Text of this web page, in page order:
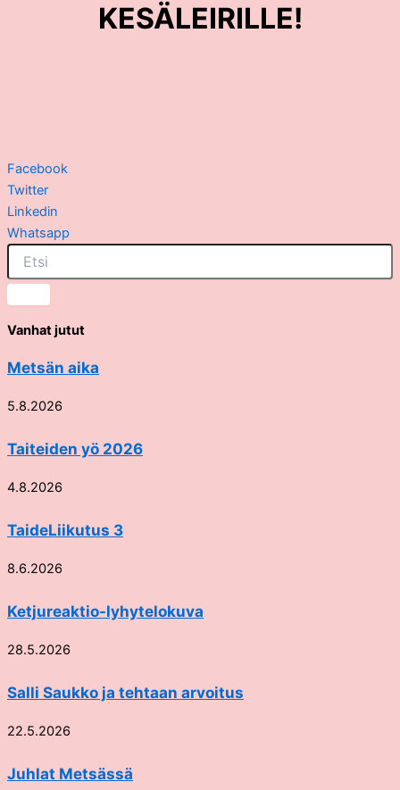
KESÄLEIRILLE!
Facebook
Twitter
Linkedin
Whatsapp
Vanhat jutut
Metsän aika
5.8.2026
Taiteiden yö 2026
4.8.2026
TaideLiikutus 3
8.6.2026
Ketjureaktio-lyhytelokuva
28.5.2026
Salli Saukko ja tehtaan arvoitus
22.5.2026
Juhlat Metsässä